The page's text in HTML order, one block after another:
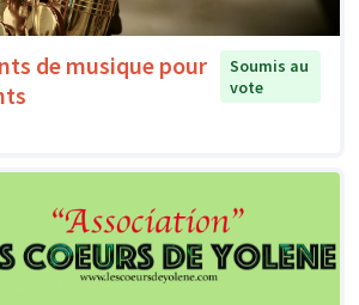
de musique pour
Soumis au
vote